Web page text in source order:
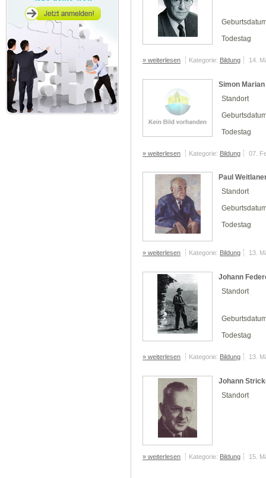
Todestag
» weiterlesen Kategorie: Bildung 14.
Simon
Standort
Todestag
» weiterlesen Kategorie: Bildung 07.
Paul
Standort
Todestag
» weiterlesen Kategorie: Bildung 13.
Johann
Standort
Todestag
» weiterlesen Kategorie: Bildung 13.
Johann
Standort
» weiterlesen Kategorie: Bildung 15.